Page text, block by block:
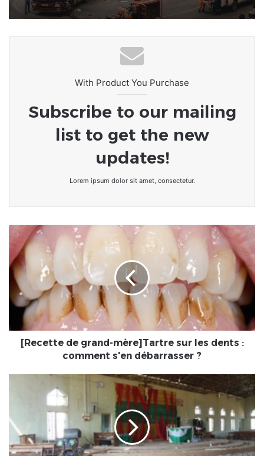
With Product You Purchase
Subscribe to our mailing
list to get the new
updates!
Lorem ipsum dolor sit amet, consectetur.
[Recette
de
grand-
mère]Tartre
sur
les
dents
comment
[Recette de grand-mère]Tartre sur les dents :
comment s'en débarrasser ?
de
fidèles
tués
dans